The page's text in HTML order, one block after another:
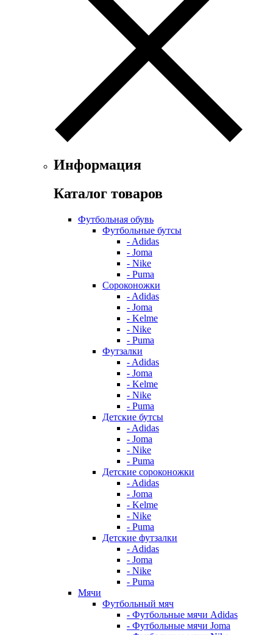
Информация
Каталог товаров
Футбольная обувь
Футбольные бутсы
- Adidas
- Joma
- Nike
- Puma
Сороконожки
- Adidas
- Joma
- Kelme
- Nike
- Puma
Футзалки
- Adidas
- Joma
- Kelme
- Nike
- Puma
Детские бутсы
- Adidas
- Joma
- Nike
- Puma
Детские сороконожки
- Adidas
- Joma
- Kelme
- Nike
- Puma
Детские футзалки
- Adidas
- Joma
- Nike
- Puma
Мячи
Футбольный мяч
- Футбольные мячи Adidas
- Футбольные мячи Joma